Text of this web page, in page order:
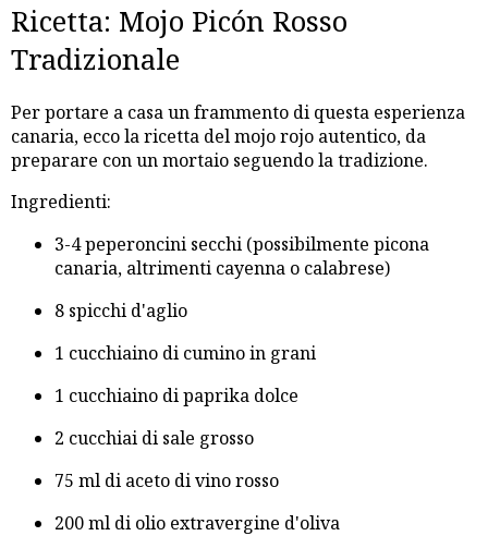
Ricetta: Mojo Picón Rosso
Tradizionale
Per portare a casa un frammento di questa esperienza
canaria, ecco la ricetta del mojo rojo autentico, da
preparare con un mortaio seguendo la tradizione.
Ingredienti:
3-4 peperoncini secchi (possibilmente picona
canaria, altrimenti cayenna o calabrese)
8 spicchi d'aglio
1 cucchiaino di cumino in grani
1 cucchiaino di paprika dolce
2 cucchiai di sale grosso
75 ml di aceto di vino rosso
200 ml di olio extravergine d'oliva